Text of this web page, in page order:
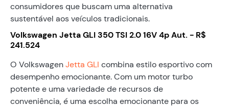
consumidores que buscam uma alternativa
sustentável aos veículos tradicionais.
Volkswagen Jetta GLI 350 TSI 2.0 16V 4p Aut. - R$
241.524
O VolkswagenJetta GLI combina estilo esportivo com
desempenho emocionante. Com um motor turbo
potente e uma variedade de recursos de
conveniência, é uma escolha emocionante para os